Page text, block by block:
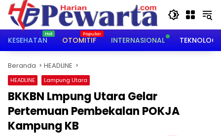
Langsung
konten
KESEHATAN
OTOMITIF INTERNASIONAL TEKNOLOGI
Beranda HEADLINE
HEADLINE Lampung Utara
BKKBN Lmpung Utara Gelar
Pertemuan Pembekalan POKJA
Kampung KB